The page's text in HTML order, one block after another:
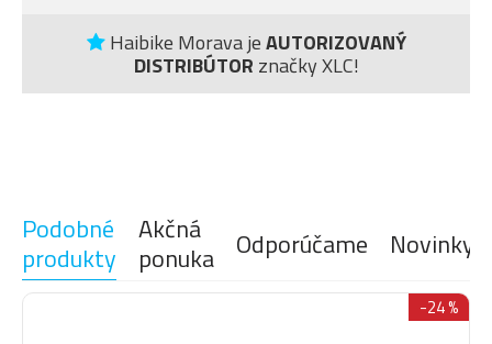
Haibike Morava jeAUTORIZOVANÝ
DISTRIBÚTOR značky XLC!
Podobné
produkty
Akčná
ponuka Odporúčame Novinky
-24 %